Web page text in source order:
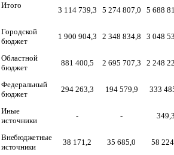
Итого
3 114 739,3 5 274 807,0 5 688
Городской
бюджет
1 900 904,3 2 348 834,8 3 048
Областной
бюджет
881 400,5 2 695 707,3 2 248
Федеральный
бюджет
294 263,3 194 579,9 333
Иные
источники
- -
Внебюджетные
источники
38 171,2 35 685,0 58